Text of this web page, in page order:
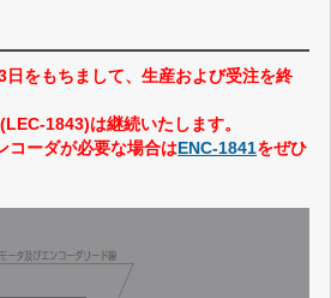
をもちまして、生産および受注を終
1843)は継続いたします。
ーダが必要な場合はENC-1841をぜひ